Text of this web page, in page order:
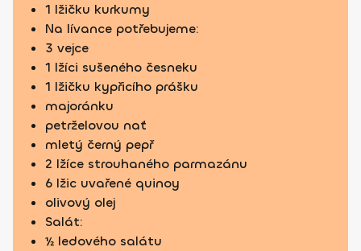
1 lžičku kurkumy
Na lívance potřebujeme:
3 vejce
1 lžíci sušeného česneku
1 lžičku kypřicího prášku
majoránku
petrželovou nať
mletý černý pepř
2 lžíce strouhaného parmazánu
6 lžic uvařené quinoy
olivový olej
Salát:
½ ledového salátu